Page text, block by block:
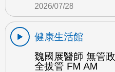
2026/07/28
健康生活館
魏國展醫師 無管
全拔管 FM AM